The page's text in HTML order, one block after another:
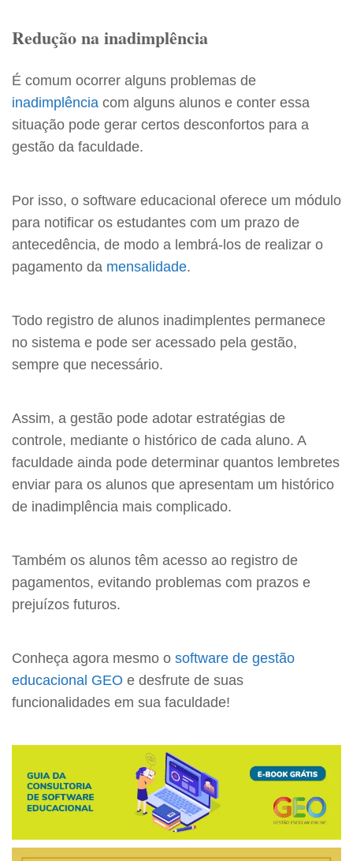
Redução na inadimplência
É comum ocorrer alguns problemas de
inadimplência com alguns alunos e conter essa
situação pode gerar certos desconfortos para a
gestão da faculdade.
Por isso, o software educacional oferece um módulo
para notificar os estudantes com um prazo de
antecedência, de modo a lembrá-los de realizar o
pagamento da mensalidade.
Todo registro de alunos inadimplentes permanece
no sistema e pode ser acessado pela gestão,
sempre que necessário.
Assim, a gestão pode adotar estratégias de
controle, mediante o histórico de cada aluno. A
faculdade ainda pode determinar quantos lembretes
enviar para os alunos que apresentam um histórico
de inadimplência mais complicado.
Também os alunos têm acesso ao registro de
pagamentos, evitando problemas com prazos e
prejuízos futuros.
Conheça agora mesmo o software de gestão
educacional GEO e desfrute de suas
funcionalidades em sua faculdade!